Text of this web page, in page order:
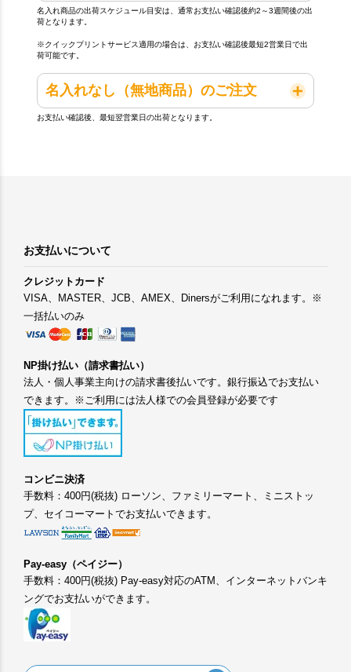
名入れ商品の出荷スケジュール目安は、通常お支払い確認後約2～3週間後の出
荷となります。
※クイックプリントサービス適用の場合は、お支払い確認後最短2営業日で出
荷可能です。
名入れなし（無地商品）のご注文
お支払い確認後、最短翌営業日の出荷となります。
お支払いについて
クレジットカード
VISA、MASTER、JCB、AMEX、Dinersがご利用になれます。※
一括払いのみ
NP掛け払い（請求書払い）
法人・個人事業主向けの請求書後払いです。銀行振込でお支払い
できます。※ご利用には法人様での会員登録が必要です
コンビニ決済
手数料：400円(税抜) ローソン、ファミリーマート、ミニストッ
プ、セイコーマートでお支払いできます。
Pay-easy（ペイジー）
手数料：400円(税抜) Pay-easy対応のATM、インターネットバンキ
ングでお支払いができます。